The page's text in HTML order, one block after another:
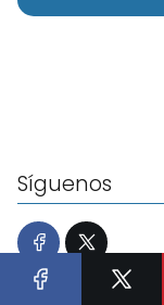
Síguenos